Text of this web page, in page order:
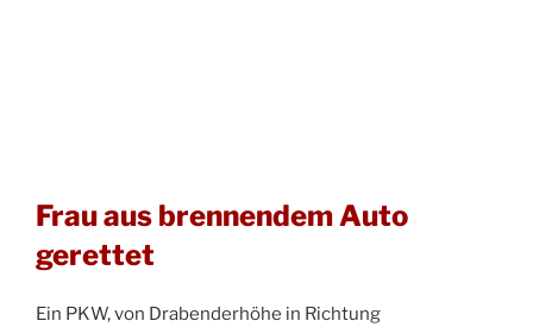
Frau aus brennendem Auto
gerettet
Ein PKW, von Drabenderhöhe in Richtung